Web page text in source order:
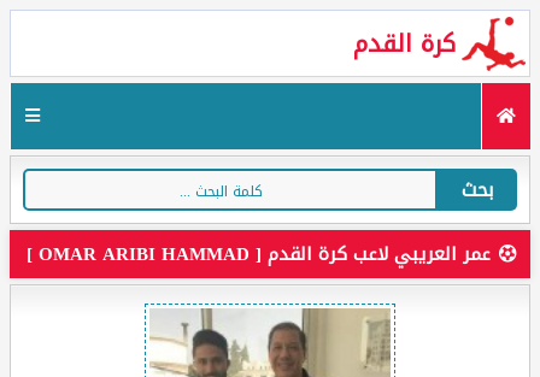
كرة القدم
بحث
عمر العريبي لاعب كرة القدم [ OMAR ARIBI HAMMAD ]